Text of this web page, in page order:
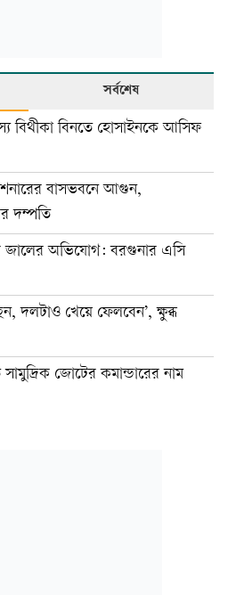
সর্বশেষ
বিথীকা বিনতে হোসাইনকে আসিফ
বাসভবনে আগুন,
দম্পতি
জালের অভিযোগ: বরগুনার এসি
দলটাও খেয়ে ফেলবেন’, ক্ষুব্ধ
জোটের কমান্ডারের নাম